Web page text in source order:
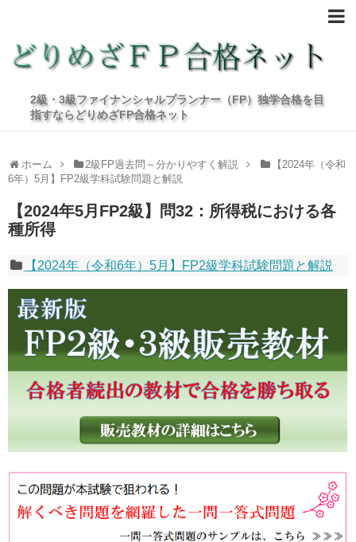
2級・3級ファイナンシャルプランナー（FP）独学合格を目
指すならどりめざFP合格ネット
ホーム 2級FP過去問～分かりやすく解説
【2024年（令和
6年）5月】FP2級学科試験問題と解説
【2024年5月FP2級】問32：所得税における各
種所得
【2024年（令和6年）5月】FP2級学科試験問題と解説